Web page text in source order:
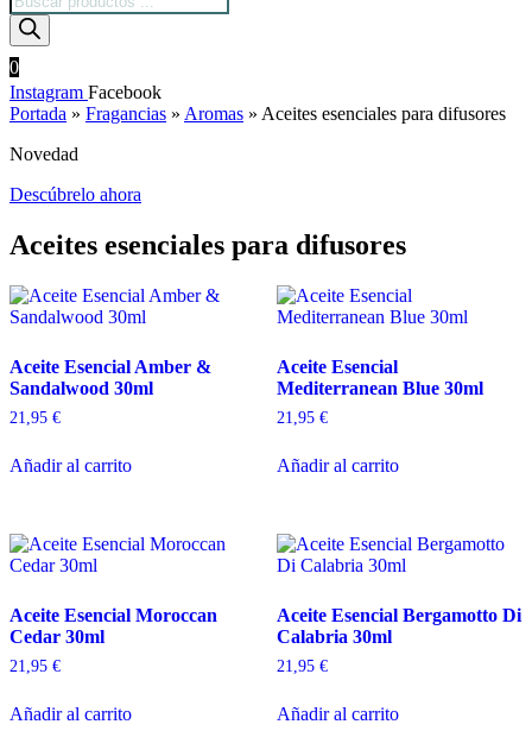
de
productos
0
Instagram Facebook
Portada » Fragancias » Aromas » Aceites esenciales para difusores
Novedad
Descúbrelo ahora
Aceites esenciales para difusores
Aceite Esencial Amber &
Sandalwood 30ml
21,95 €
Añadir al carrito
Aceite Esencial
Mediterranean Blue 30ml
21,95 €
Añadir al carrito
Aceite Esencial Moroccan
Cedar 30ml
21,95 €
Añadir al carrito
Aceite Esencial Bergamotto Di
Calabria 30ml
21,95 €
Añadir al carrito